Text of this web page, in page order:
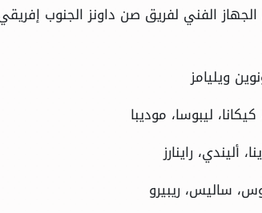
الفني لفريق صن داونز الجنوب
ويليامز
ليبوسا، موديبا
أليندي، راينارز
ساليس، ريبيرو